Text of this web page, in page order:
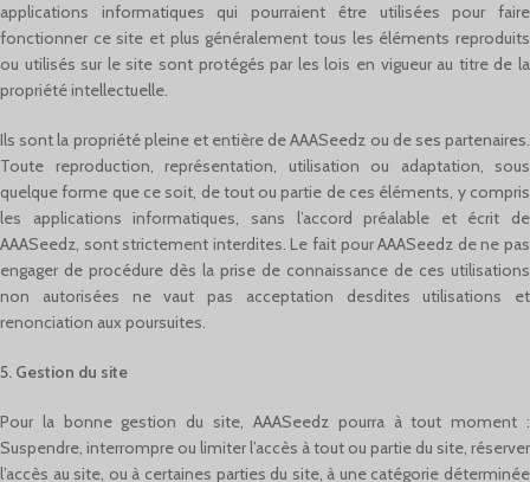
applications informatiques qui pourraient être utilisées pour faire
fonctionner ce site et plus généralement tous les éléments reproduits
ou utilisés sur le site sont protégés par les lois en vigueur au titre de la
propriété intellectuelle.
Ils sont la propriété pleine et entière de AAASeedz ou de ses partenaires.
Toute reproduction, représentation, utilisation ou adaptation, sous
quelque forme que ce soit, de tout ou partie de ces éléments, y compris
les applications informatiques, sans l’accord préalable et écrit de
AAASeedz, sont strictement interdites. Le fait pour AAASeedz de ne pas
engager de procédure dès la prise de connaissance de ces utilisations
non autorisées ne vaut pas acceptation desdites utilisations et
renonciation aux poursuites.
5. Gestion du site
Pour la bonne gestion du site, AAASeedz pourra à tout moment :
Suspendre, interrompre ou limiter l’accès à tout ou partie du site, réserver
l’accès au site, ou à certaines parties du site, à une catégorie déterminée